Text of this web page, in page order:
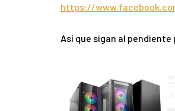
https://
Así que sigan al